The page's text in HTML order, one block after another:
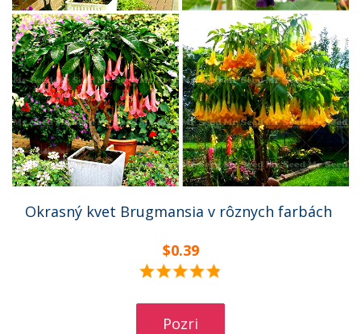
Okrasný kvet Brugmansia v rôznych farbách
$0.39
Pozri